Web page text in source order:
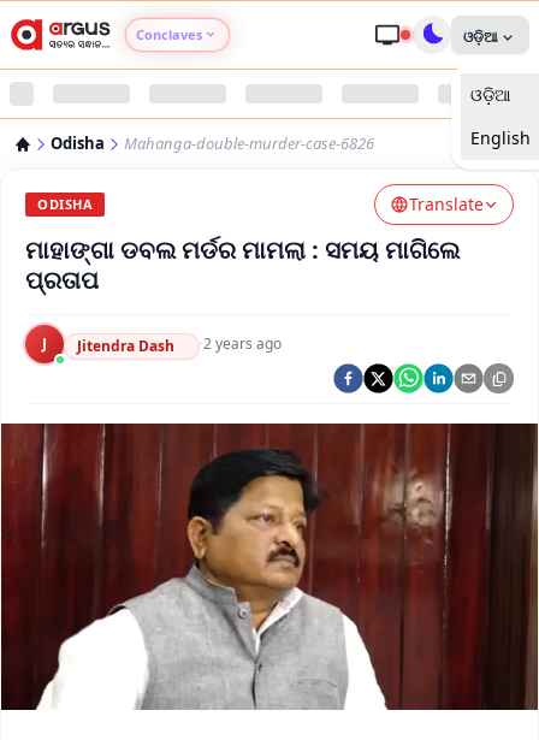
Conclaves
Argus Swaad Odisha
ଓଡ଼ିଆ
ଓଡ଼ିଆ
English
Odisha Mahanga-double-murder-case-6826
ODISHA Translate
ମାହାଙ୍ଗା ଡବଲ ମର୍ଡର ମାମଲା : ସମୟ ମାଗିଲେ
ପ୍ରତାପ
J Jitendra Dash ·2 years ago